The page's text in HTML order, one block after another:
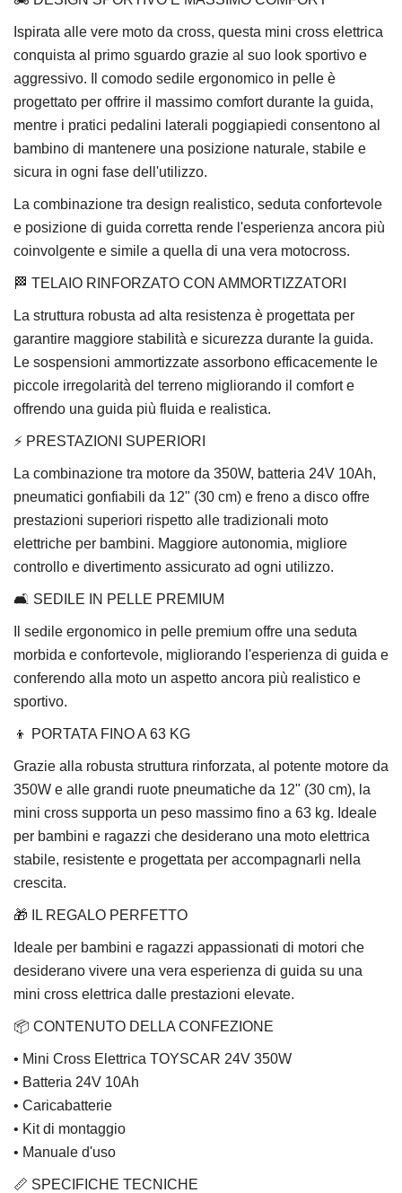
Ispirata alle vere moto da cross, questa mini cross elettrica
conquista al primo sguardo grazie al suo look sportivo e
aggressivo. Il comodo sedile ergonomico in pelle è
progettato per offrire il massimo comfort durante la guida,
mentre i pratici pedalini laterali poggiapiedi consentono al
bambino di mantenere una posizione naturale, stabile e
sicura in ogni fase dell'utilizzo.
La combinazione tra design realistico, seduta confortevole
e posizione di guida corretta rende l'esperienza ancora più
coinvolgente e simile a quella di una vera motocross.
🏁 TELAIO RINFORZATO CON AMMORTIZZATORI
La struttura robusta ad alta resistenza è progettata per
garantire maggiore stabilità e sicurezza durante la guida.
Le sospensioni ammortizzate assorbono efficacemente le
piccole irregolarità del terreno migliorando il comfort e
offrendo una guida più fluida e realistica.
⚡ PRESTAZIONI SUPERIORI
La combinazione tra motore da 350W, batteria 24V 10Ah,
pneumatici gonfiabili da 12" (30 cm) e freno a disco offre
prestazioni superiori rispetto alle tradizionali moto
elettriche per bambini. Maggiore autonomia, migliore
controllo e divertimento assicurato ad ogni utilizzo.
🛋️ SEDILE IN PELLE PREMIUM
Il sedile ergonomico in pelle premium offre una seduta
morbida e confortevole, migliorando l'esperienza di guida e
conferendo alla moto un aspetto ancora più realistico e
sportivo.
👦 PORTATA FINO A 63 KG
Grazie alla robusta struttura rinforzata, al potente motore da
350W e alle grandi ruote pneumatiche da 12" (30 cm), la
mini cross supporta un peso massimo fino a 63 kg. Ideale
per bambini e ragazzi che desiderano una moto elettrica
stabile, resistente e progettata per accompagnarli nella
crescita.
🎁 IL REGALO PERFETTO
Ideale per bambini e ragazzi appassionati di motori che
desiderano vivere una vera esperienza di guida su una
mini cross elettrica dalle prestazioni elevate.
📦 CONTENUTO DELLA CONFEZIONE
• Mini Cross Elettrica TOYSCAR 24V 350W
• Batteria 24V 10Ah
• Caricabatterie
• Kit di montaggio
• Manuale d'uso
📏 SPECIFICHE TECNICHE